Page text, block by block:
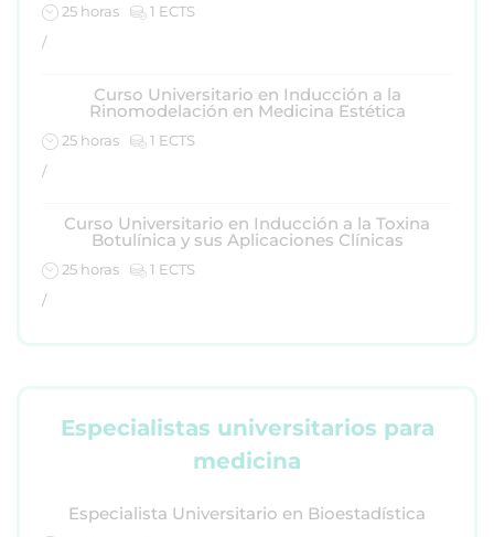
25 horas
1 ECTS
/
Curso Universitario en Inducción a la
Rinomodelación en Medicina Estética
25 horas
1 ECTS
/
Curso Universitario en Inducción a la Toxina
Botulínica y sus Aplicaciones Clínicas
25 horas
1 ECTS
/
Especialistas universitarios para
medicina
Especialista Universitario en Bioestadística